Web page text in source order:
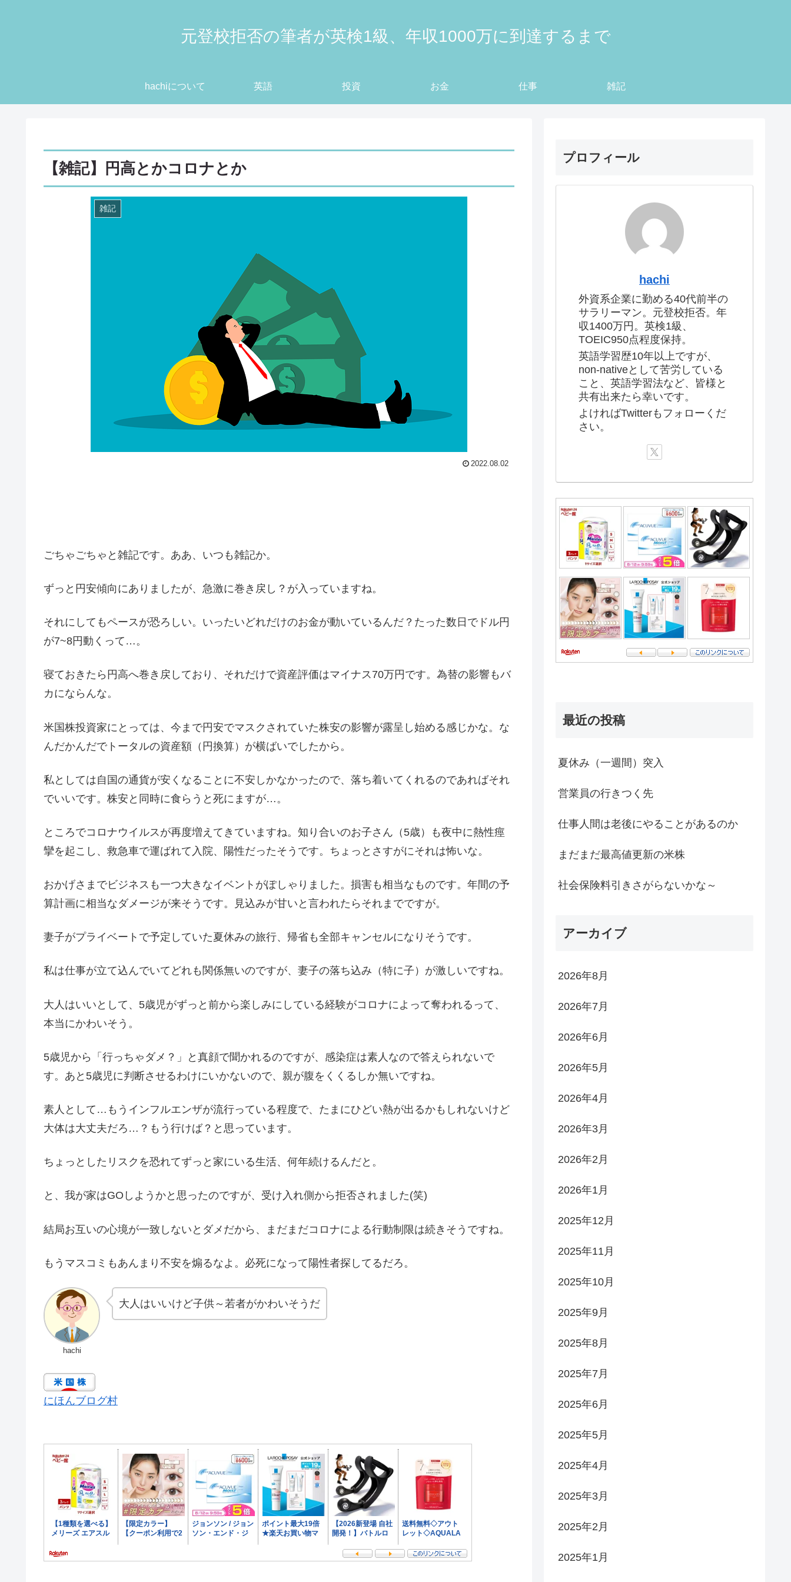
元登校拒否の筆者が英検1級、年収1000万に到達するまで
hachiについて 英語 投資 お金 仕事 雑記
【雑記】円高とかコロナとか
雑記
2022.08.02
ごちゃごちゃと雑記です。ああ、いつも雑記か。
ずっと円安傾向にありましたが、急激に巻き戻し？が入っていますね。
それにしてもペースが恐ろしい。いったいどれだけのお金が動いているんだ？たった数日でドル円
が7~8円動くって…。
寝ておきたら円高へ巻き戻しており、それだけで資産評価はマイナス70万円です。為替の影響もバ
カにならんな。
米国株投資家にとっては、今まで円安でマスクされていた株安の影響が露呈し始める感じかな。な
んだかんだでトータルの資産額（円換算）が横ばいでしたから。
私としては自国の通貨が安くなることに不安しかなかったので、落ち着いてくれるのであればそれ
でいいです。株安と同時に食らうと死にますが…。
ところでコロナウイルスが再度増えてきていますね。知り合いのお子さん（5歳）も夜中に熱性痙
攣を起こし、救急車で運ばれて入院、陽性だったそうです。ちょっとさすがにそれは怖いな。
おかげさまでビジネスも一つ大きなイベントがぽしゃりました。損害も相当なものです。年間の予
算計画に相当なダメージが来そうです。見込みが甘いと言われたらそれまでですが。
妻子がプライベートで予定していた夏休みの旅行、帰省も全部キャンセルになりそうです。
私は仕事が立て込んでいてどれも関係無いのですが、妻子の落ち込み（特に子）が激しいですね。
大人はいいとして、5歳児がずっと前から楽しみにしている経験がコロナによって奪われるって、
本当にかわいそう。
5歳児から「行っちゃダメ？」と真顔で聞かれるのですが、感染症は素人なので答えられないで
す。あと5歳児に判断させるわけにいかないので、親が腹をくくるしか無いですね。
素人として…もうインフルエンザが流行っている程度で、たまにひどい熱が出るかもしれないけど
大体は大丈夫だろ…？もう行けば？と思っています。
ちょっとしたリスクを恐れてずっと家にいる生活、何年続けるんだと。
と、我が家はGOしようかと思ったのですが、受け入れ側から拒否されました(笑)
結局お互いの心境が一致しないとダメだから、まだまだコロナによる行動制限は続きそうですね。
もうマスコミもあんまり不安を煽るなよ。必死になって陽性者探してるだろ。
hachi
大人はいいけど子供～若者がかわいそうだ
にほんブログ村
プロフィール
hachi
外資系企業に勤める40代前半の
サラリーマン。元登校拒否。年
収1400万円。英検1級、
TOEIC950点程度保持。
英語学習歴10年以上ですが、
non-nativeとして苦労している
こと、英語学習法など、皆様と
共有出来たら幸いです。
よければTwitterもフォローくだ
さい。
最近の投稿
夏休み（一週間）突入
営業員の行きつく先
仕事人間は老後にやることがあるのか
まだまだ最高値更新の米株
社会保険料引きさがらないかな～
アーカイブ
2026年8月
2026年7月
2026年6月
2026年5月
2026年4月
2026年3月
2026年2月
2026年1月
2025年12月
2025年11月
2025年10月
2025年9月
2025年8月
2025年7月
2025年6月
2025年5月
2025年4月
2025年3月
2025年2月
2025年1月